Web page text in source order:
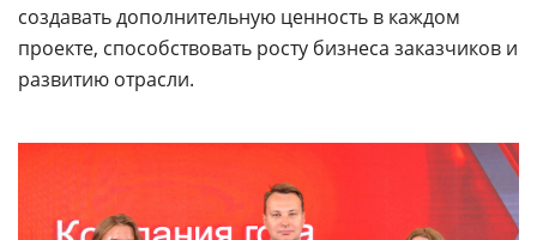
создавать дополнительную ценность в каждом
проекте, способствовать росту бизнеса заказчиков и
развитию отрасли.